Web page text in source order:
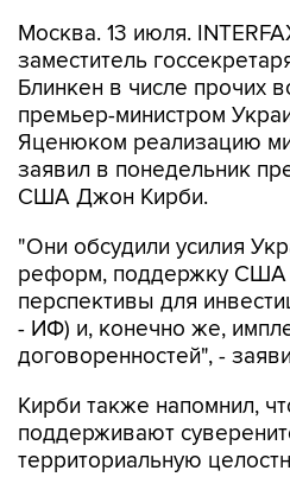
Москва. 13 июля.
заместитель
Блинкен в числе прочих
премьер-министром
Яценюком реализацию
заявил в понедельник
США Джон Кирби.
"Они обсудили усилия
реформ, поддержку США
перспективы для
- ИФ) и, конечно же,
договоренностей", -
Кирби также напомнил,
поддерживают
территориальную